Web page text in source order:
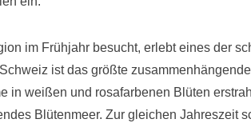
im Frühjahr besucht, erlebt eines der
ist das größte
in weißen und rosafarbenen Blüten
Blütenmeer. Zur gleichen Jahreszeit